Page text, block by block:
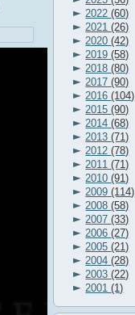
► 2022(60)
► 2021(26)
► 2020(42)
► 2019(58)
► 2018(80)
► 2017(90)
► 2016(104)
► 2015(90)
► 2014(68)
► 2013(71)
► 2012(78)
► 2011(71)
► 2010(91)
► 2009(114)
► 2008(58)
► 2007(33)
► 2006(27)
► 2005(21)
► 2004(28)
► 2003(22)
► 2001(1)